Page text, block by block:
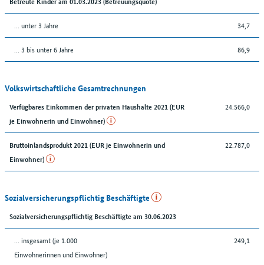
… unter 3 Jahre 34,7
… 3 bis unter 6 Jahre 86,9
Volkswirtschaftliche Gesamtrechnungen
Verfügbares Einkommen der privaten Haushalte 2021 (EUR
je Einwohnerin und Einwohner)
24.566,0
Bruttoinlandsprodukt 2021 (EUR je Einwohnerin und
Einwohner)
22.787,0
Sozialversicherungspflichtig Beschäftigte
Sozialversicherungspflichtig Beschäftigte am 30.06.2023
... insgesamt (je 1.000
Einwohnerinnen und Einwohner)
249,1